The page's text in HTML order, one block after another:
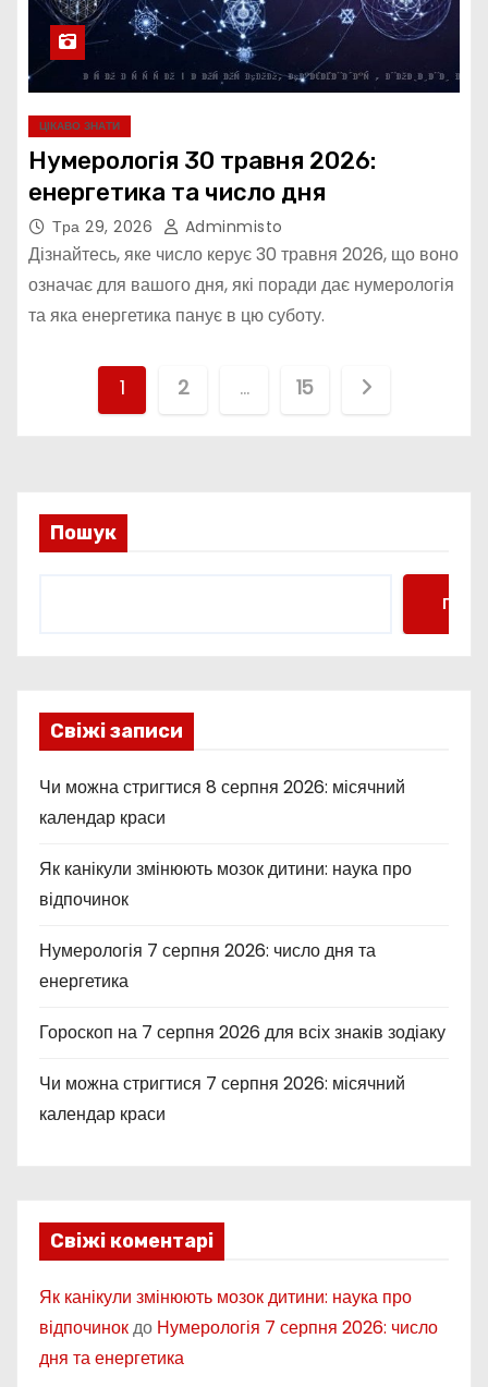
ЦІКАВО ЗНАТИ
Нумерологія 30 травня 2026:
енергетика та число дня
Тра 29, 2026 Adminmisto
Дізнайтесь, яке число керує 30 травня 2026, що воно
означає для вашого дня, які поради дає нумерологія
та яка енергетика панує в цю суботу.
і
і
я
з
п
и
с
і
в
1 2 … 15
Пошук
Свіжі записи
Чи можна стригтися 8 серпня 2026: місячний
календар краси
Як канікули змінюють мозок дитини: наука про
відпочинок
Нумерологія 7 серпня 2026: число дня та
енергетика
Гороскоп на 7 серпня 2026 для всіх знаків зодіаку
Чи можна стригтися 7 серпня 2026: місячний
календар краси
Свіжі коментарі
Як канікули змінюють мозок дитини: наука про
відпочинокдо Нумерологія 7 серпня 2026: число
дня та енергетика